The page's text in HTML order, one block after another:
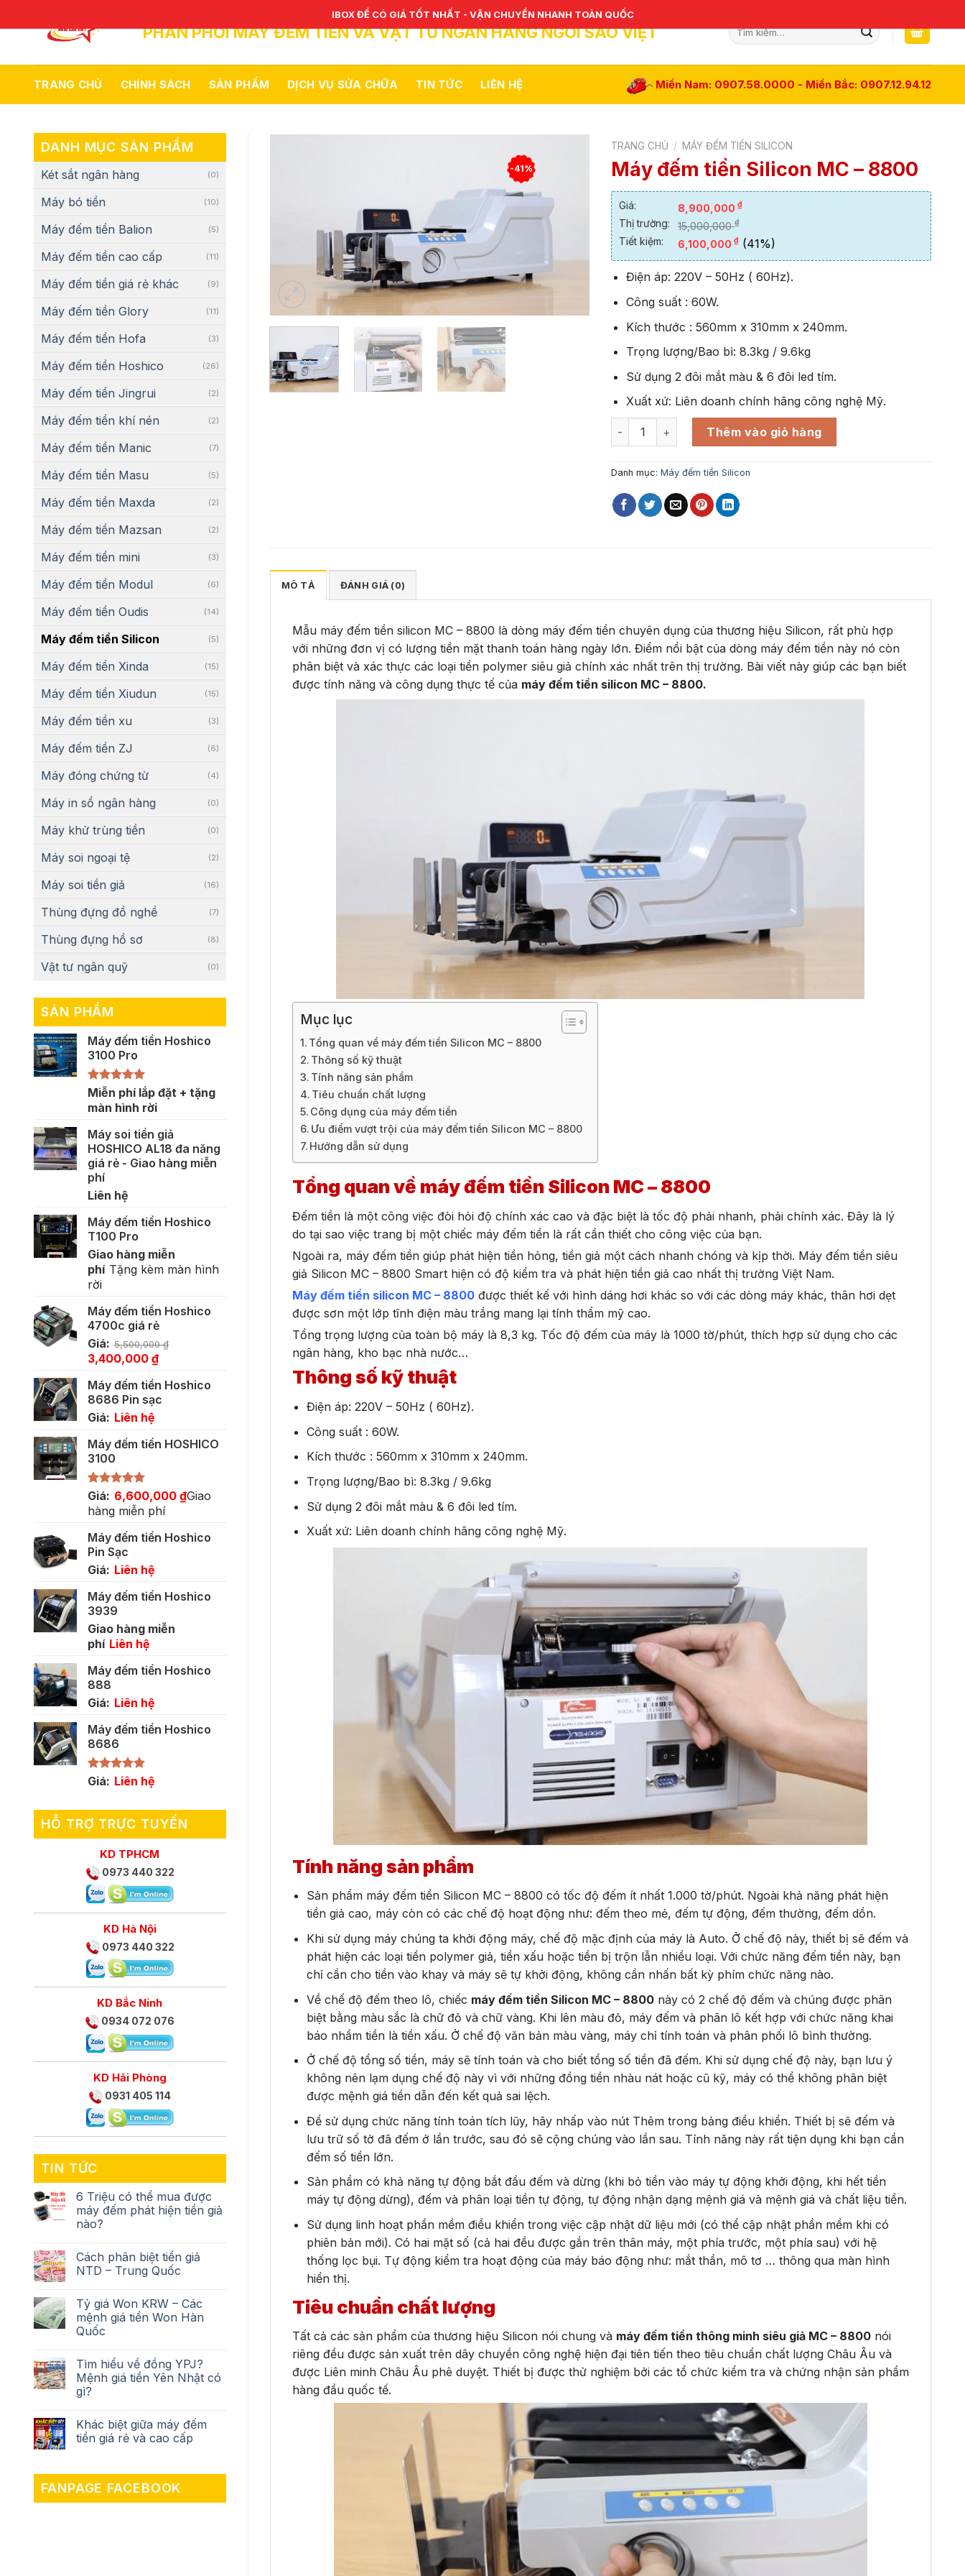
to
PHÂN PHỐI MÁY ĐẾM TIỀN VÀ VẬT TƯ NGÂN HÀNG NGÔI SAO VIỆT
Tìm
kiếm:
TRANG CHỦ CHÍNH SÁCH SẢN PHẨM DỊCH VỤ SỬA CHỮA TIN TỨC LIÊN HỆ Miền Nam: 0907.58.0000 - Miền Bắc: 0907.12.94.12
DANH MỤC SẢN PHẨM
Két sắt ngân hàng (0)
Máy bó tiền (10)
Máy đếm tiền Balion (5)
Máy đếm tiền cao cấp (11)
Máy đếm tiền giá rẻ khác (9)
Máy đếm tiền Glory (11)
Máy đếm tiền Hofa (3)
Máy đếm tiền Hoshico (26)
Máy đếm tiền Jingrui (2)
Máy đếm tiền khí nén (2)
Máy đếm tiền Manic (7)
Máy đếm tiền Masu (5)
Máy đếm tiền Maxda (2)
Máy đếm tiền Mazsan (2)
Máy đếm tiền mini (3)
Máy đếm tiền Modul (6)
Máy đếm tiền Oudis (14)
Máy đếm tiền Silicon (5)
Máy đếm tiền Xinda (15)
Máy đếm tiền Xiudun (15)
Máy đếm tiền xu (3)
Máy đếm tiền ZJ (6)
Máy đóng chứng từ (4)
Máy in sổ ngân hàng (0)
Máy khử trùng tiền (0)
Máy soi ngoại tệ (2)
Máy soi tiền giả (16)
Thùng đựng đồ nghề (7)
Thùng đựng hồ sơ (8)
Vật tư ngân quỹ (0)
SẢN PHẨM
Máy đếm tiền Hoshico
3100 Pro
Được xếp
hạng 5.00
5 sao
Miễn phí lắp đặt + tặng
màn hình rời
Máy soi tiền giả
HOSHICO AL18 đa năng
giá rẻ - Giao hàng miễn
phí
Liên hệ
Máy đếm tiền Hoshico
T100 Pro
Giao hàng miễn
phí Tặng kèm màn hình
rời
Máy đếm tiền Hoshico
4700c giá rẻ
Giá: 5,500,000₫
Giá
là:
5,500,000 ₫.
3,400,000 ₫Giá
tại
là:
Máy đếm tiền Hoshico
8686 Pin sạc
Giá: Liên hệ
Máy đếm tiền HOSHICO
3100
Được xếp
hạng
5.00
5 sao
Giá: 6,600,000 ₫Giao
hàng miễn phí
Máy đếm tiền Hoshico
Pin Sạc
Giá: Liên hệ
Máy đếm tiền Hoshico
3939
Giao hàng miễn
phí Liên hệ
Máy đếm tiền Hoshico
888
Giá: Liên hệ
Máy đếm tiền Hoshico
8686
Được xếp
Giá: Liên hệ
HỖ TRỢ TRỰC TUYẾN
KD TPHCM
0973 440 322
KD Hà Nội
0973 440 322
KD Bắc Ninh
0934 072 076
KD Hải Phòng
0931 405 114
TIN TỨC
6 Triệu có thể mua được
máy đếm phát hiện tiền giả
nào?
Cách phân biệt tiền giả
NTD – Trung Quốc
Tỷ giá Won KRW – Các
mệnh giá tiền Won Hàn
Quốc
Tìm hiểu về đồng YPJ?
Mệnh giá tiền Yên Nhật có
gì?
Khác biệt giữa máy đếm
tiền giá rẻ và cao cấp
FANPAGE FACEBOOK
-41%
TRANG CHỦ / MÁY ĐẾM TIỀN SILICON
Máy đếm tiền Silicon MC – 8800
Giá: 8,900,000₫
Thị trường: 15,000,000₫
Tiết kiệm: 6,100,000₫ (41%)
Điện áp: 220V – 50Hz ( 60Hz).
Công suất : 60W.
Kích thước : 560mm x 310mm x 240mm.
Trọng lượng/Bao bì: 8.3kg / 9.6kg
Sử dụng 2 đôi mắt màu & 6 đôi led tím.
Xuất xứ: Liên doanh chính hãng công nghệ Mỹ.
Máy đếm tiền Silicon MC - 8800 số lượng
Thêm vào giỏ hàng
Danh mục:Máy đếm tiền Silicon
MÔ TẢ ĐÁNH GIÁ (0)
Mẫu máy đếm tiền silicon MC – 8800 là dòng máy đếm tiền chuyên dụng của thương hiệu Silicon, rất phù hợp
với những đơn vị có lượng tiền mặt thanh toán hàng ngày lớn. Điểm nổi bật của dòng máy đếm tiền này nó còn
phân biệt và xác thực các loại tiền polymer siêu giả chính xác nhất trên thị trường. Bài viết này giúp các bạn biết
được tính năng và công dụng thực tế của máy đếm tiền silicon MC – 8800.
Mục lục
Tổng quan về máy đếm tiền Silicon MC – 8800
Thông số kỹ thuật
Tính năng sản phẩm
Tiêu chuẩn chất lượng
Công dụng của máy đếm tiền
Ưu điểm vượt trội của máy đếm tiền Silicon MC – 8800
Hướng dẫn sử dụng
Tổng quan về máy đếm tiền SiliconMC – 8800
Đếm tiền là một công việc đòi hỏi độ chính xác cao và đặc biệt là tốc độ phải nhanh, phải chính xác. Đây là lý
do tại sao việc trang bị một chiếc máy đếm tiền là rất cần thiết cho công việc của bạn.
Ngoài ra, máy đếm tiền giúp phát hiện tiền hỏng, tiền giả một cách nhanh chóng và kịp thời. Máy đếm tiền siêu
giả Silicon MC – 8800 Smart hiện có độ kiểm tra và phát hiện tiền giả cao nhất thị trường Việt Nam.
Máy đếm tiền silicon MC – 8800được thiết kế với hình dáng hơi khác so với các dòng máy khác, thân hơi dẹt
được sơn một lớp tĩnh điện màu trắng mang lại tính thẩm mỹ cao.
Tổng trọng lượng của toàn bộ máy là 8,3 kg. Tốc độ đếm của máy là 1000 tờ/phút, thích hợp sử dụng cho các
ngân hàng, kho bạc nhà nước…
Thông số kỹ thuật
Điện áp: 220V – 50Hz ( 60Hz).
Công suất : 60W.
Kích thước : 560mm x 310mm x 240mm.
Trọng lượng/Bao bì: 8.3kg / 9.6kg
Sử dụng 2 đôi mắt màu & 6 đôi led tím.
Xuất xứ: Liên doanh chính hãng công nghệ Mỹ.
Tính năng sản phẩm
Sản phẩm máy đếm tiền Silicon MC – 8800 có tốc độ đếm ít nhất 1.000 tờ/phút. Ngoài khả năng phát hiện
tiền giả cao, máy còn có các chế độ hoạt động như: đếm theo mẻ, đếm tự động, đếm thường, đếm dồn.
Khi sử dụng máy chúng ta khởi động máy, chế độ mặc định của máy là Auto. Ở chế độ này, thiết bị sẽ đếm và
phát hiện các loại tiền polymer giả, tiền xấu hoặc tiền bị trộn lẫn nhiều loại. Với chức năng đếm tiền này, bạn
chỉ cần cho tiền vào khay và máy sẽ tự khởi động, không cần nhấn bất kỳ phím chức năng nào.
Về chế độ đếm theo lô, chiếc máy đếm tiền Silicon MC – 8800 này có 2 chế độ đếm và chúng được phân
biệt bằng màu sắc là chữ đỏ và chữ vàng. Khi lên màu đỏ, máy đếm và phân lô kết hợp với chức năng khai
báo nhầm tiền là tiền xấu. Ở chế độ văn bản màu vàng, máy chỉ tính toán và phân phối lô bình thường.
Ở chế độ tổng số tiền, máy sẽ tính toán và cho biết tổng số tiền đã đếm. Khi sử dụng chế độ này, bạn lưu ý
không nên lạm dụng chế độ này vì với những đồng tiền nhàu nát hoặc cũ kỹ, máy có thể không phân biệt
được mệnh giá tiền dẫn đến kết quả sai lệch.
Để sử dụng chức năng tính toán tích lũy, hãy nhấp vào nút Thêm trong bảng điều khiển. Thiết bị sẽ đếm và
lưu trữ số tờ đã đếm ở lần trước, sau đó sẽ cộng chúng vào lần sau. Tính năng này rất tiện dụng khi bạn cần
đếm số tiền lớn.
Sản phẩm có khả năng tự động bắt đầu đếm và dừng (khi bỏ tiền vào máy tự động khởi động, khi hết tiền
máy tự động dừng), đếm và phân loại tiền tự động, tự động nhận dạng mệnh giá và mệnh giá và chất liệu tiền.
Sử dụng linh hoạt phần mềm điều khiển trong việc cập nhật dữ liệu mới (có thể cập nhật phần mềm khi có
phiên bản mới). Có hai mặt số (cả hai đều được gắn trên thân máy, một phía trước, một phía sau) với hệ
thống lọc bụi. Tự động kiểm tra hoạt động của máy báo động như: mắt thần, mô tơ … thông qua màn hình
hiển thị.
Tiêu chuẩn chất lượng
Tất cả các sản phẩm của thương hiệu Silicon nói chung và máy đếm tiền thông minh siêu giả MC – 8800nói
riêng đều được sản xuất trên dây chuyền công nghệ hiện đại tiên tiến theo tiêu chuẩn chất lượng Châu Âu và
được Liên minh Châu Âu phê duyệt. Thiết bị được thử nghiệm bởi các tổ chức kiểm tra và chứng nhận sản phẩm
hàng đầu quốc tế.
IBOX ĐỂ CÓ GIÁ TỐT NHẤT - VẬN CHUYỂN NHANH TOÀN QUỐC